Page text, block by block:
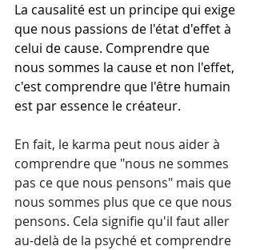
La causalité est un principe qui exige
que nous passions de l'état d'effet à
celui de cause. Comprendre que
nous sommes la cause et non l'effet,
c'est comprendre que l'être humain
est par essence le créateur.
En fait, le karma peut nous aider à
comprendre que "nous ne sommes
pas ce que nous pensons" mais que
nous sommes plus que ce que nous
pensons. Cela signifie qu'il faut aller
au-delà de la psyché et comprendre